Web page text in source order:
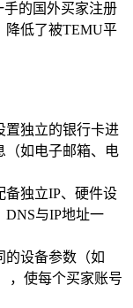
手的国外买家注册
降低了被TEMU平
置独立的银行卡进
（如电子邮箱、电
备独立IP、硬件设
DNS与IP地址一
的设备参数（如
，使每个买家账号